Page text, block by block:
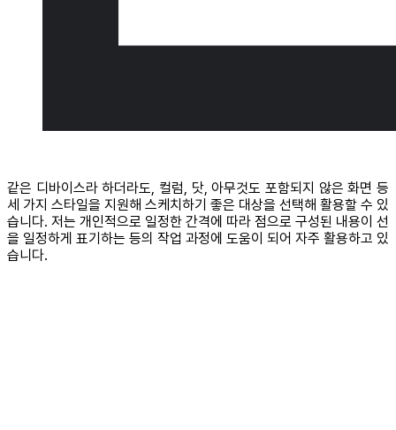
같은 디바이스라 하더라도, 컬럼, 닷, 아무것도 포함되지 않은 화면 등
세 가지 스타일을 지원해 스케치하기 좋은 대상을 선택해 활용할 수 있
습니다. 저는 개인적으로 일정한 간격에 따라 점으로 구성된 내용이 선
을 일정하게 표기하는 등의 작업 과정에 도움이 되어 자주 활용하고 있
습니다.